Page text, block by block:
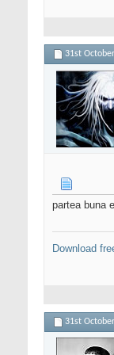
31st
partea buna
Download
31st